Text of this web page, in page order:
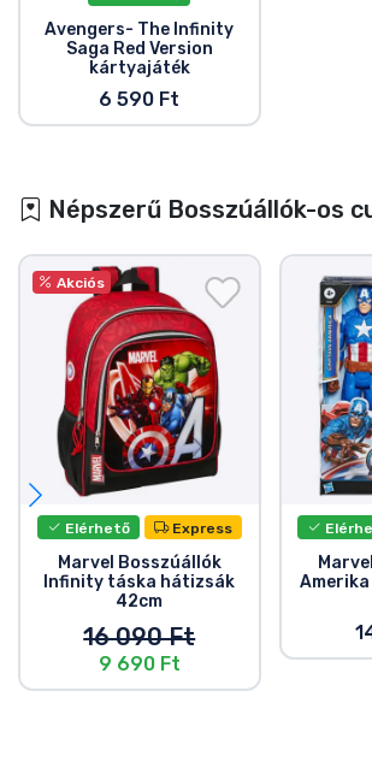
Avengers- The Infinity
Saga Red Version
kártyajáték
6 590 Ft
Népszerű Bosszúállók-os
Akciós
Elérhető Express
Marvel Bosszúállók
Infinity táska hátizsák
42cm
16 090 Ft
9 690 Ft